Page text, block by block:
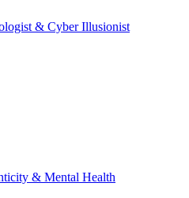
& Cyber Illusionist
& Mental Health